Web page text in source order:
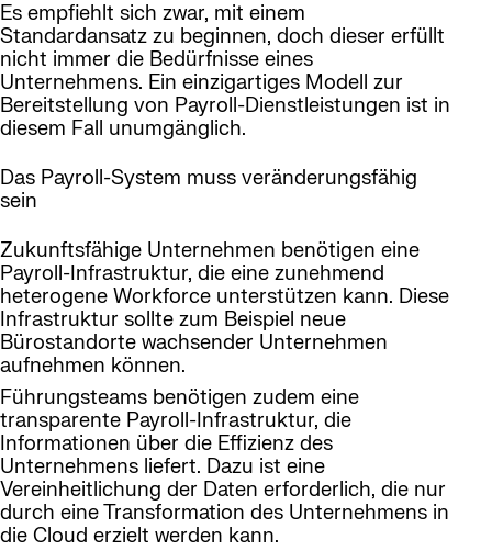
Es empfiehlt sich zwar, mit einem
Standardansatz zu beginnen, doch dieser erfüllt
nicht immer die Bedürfnisse eines
Unternehmens. Ein einzigartiges Modell zur
Bereitstellung von Payroll-Dienstleistungen ist in
diesem Fall unumgänglich.
Das Payroll-System muss veränderungsfähig
sein
Zukunftsfähige Unternehmen benötigen eine
Payroll-Infrastruktur, die eine zunehmend
heterogene Workforce unterstützen kann. Diese
Infrastruktur sollte zum Beispiel neue
Bürostandorte wachsender Unternehmen
aufnehmen können.
Führungsteams benötigen zudem eine
transparente Payroll-Infrastruktur, die
Informationen über die Effizienz des
Unternehmens liefert. Dazu ist eine
Vereinheitlichung der Daten erforderlich, die nur
durch eine Transformation des Unternehmens in
die Cloud erzielt werden kann.